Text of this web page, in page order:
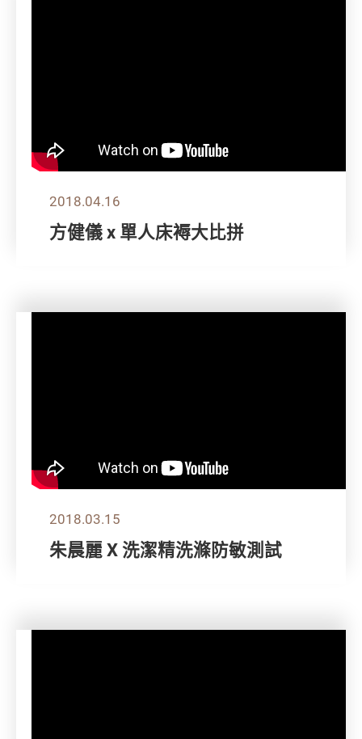
2018.04.16
方健儀 x 單人床褥大比拼
2018.03.15
朱晨麗 X 洗潔精洗滌防敏測試